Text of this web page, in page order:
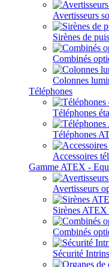
Avertisseurs
Sirènes de
Combinés
Colonnes
Téléphones
Téléphones
Téléphones
Accessoires
Gamme ATEX -
Avertisseurs
Sirènes
Combinés
Sécurité